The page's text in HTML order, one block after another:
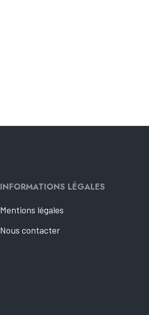
INFORMATIONS LÉGALES
Mentions légales
Nous contacter